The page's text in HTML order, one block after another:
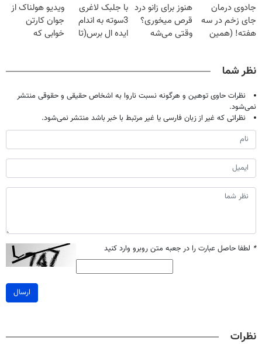
میلیون تومان!!!
فقط ۲۵ میلیون
خانگی
جادوی درمان
جای زخم در سه
هفته! (همین
هنوز برای زانو درد
قرص میخوری؟
وقتی می‌شه
با جلبک لاغری
3سوته به اندام
ایده ال برس(تا
ویدیو هولناک از
جوان کارتن
خوابی که
نظر شما
نظرات حاوی توهین و هرگونه نسبت ناروا به اشخاص حقیقی و حقوقی منتشر
نمی‌شود.
نظراتی که غیر از زبان فارسی یا غیر مرتبط با خبر باشد منتشر نمی‌شود.
* لطفا حاصل عبارت را در جعبه متن روبرو وارد کنید
ارسال
نظرات